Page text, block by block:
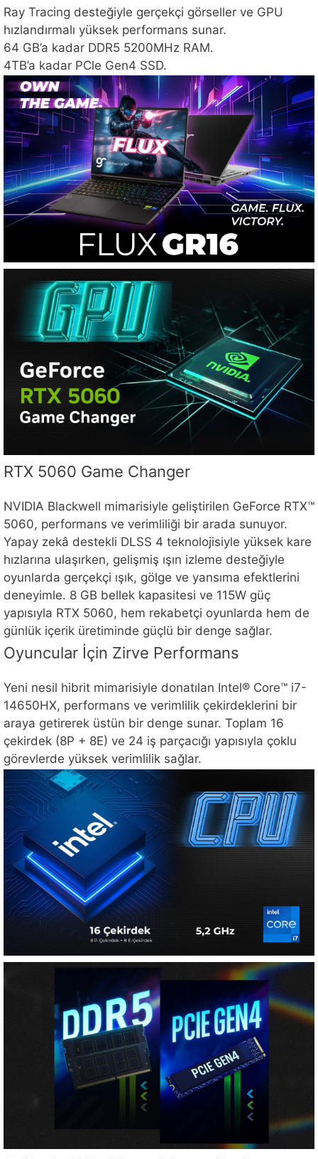
Ray Tracing desteğiyle gerçekçi görseller ve GPU
hızlandırmalı yüksek performans sunar.
64 GB’a kadar DDR5 5200MHz RAM.
4TB’a kadar PCle Gen4 SSD.
RTX 5060 Game Changer
NVIDIA Blackwell mimarisiyle geliştirilen GeForce RTX™
5060, performans ve verimliliği bir arada sunuyor.
Yapay zekâ destekli DLSS 4 teknolojisiyle yüksek kare
hızlarına ulaşırken, gelişmiş ışın izleme desteğiyle
oyunlarda gerçekçi ışık, gölge ve yansıma efektlerini
deneyimle. 8 GB bellek kapasitesi ve 115W güç
yapısıyla RTX 5060, hem rekabetçi oyunlarda hem de
günlük içerik üretiminde güçlü bir denge sağlar.
Oyuncular İçin Zirve Performans
Yeni nesil hibrit mimarisiyle donatılan Intel® Core™ i7-
14650HX, performans ve verimlilik çekirdeklerini bir
araya getirerek üstün bir denge sunar. Toplam 16
çekirdek (8P + 8E) ve 24 iş parçacığı yapısıyla çoklu
görevlerde yüksek verimlilik sağlar.